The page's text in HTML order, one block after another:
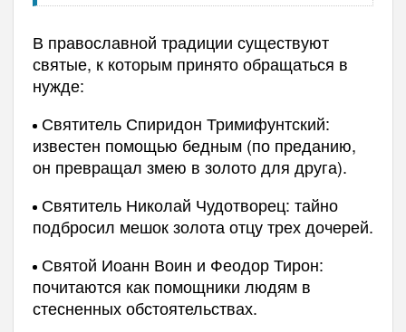
В православной традиции существуют
святые, к которым принято обращаться в
нужде:
Святитель Спиридон Тримифунтский:
известен помощью бедным (по преданию,
он превращал змею в золото для друга).
Святитель Николай Чудотворец: тайно
подбросил мешок золота отцу трех дочерей.
Святой Иоанн Воин и Феодор Тирон:
почитаются как помощники людям в
стесненных обстоятельствах.